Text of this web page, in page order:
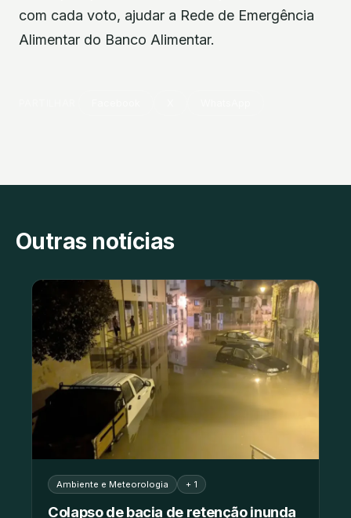
com cada voto, ajudar a Rede de Emergência
Alimentar do Banco Alimentar.
Outras notícias
Ambiente e Meteorologia + 1
Colapso de bacia de retenção inunda